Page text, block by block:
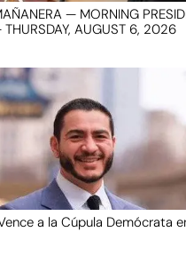
— MORNING
AUGUST 6, 2026
a la Cúpula Demócrata